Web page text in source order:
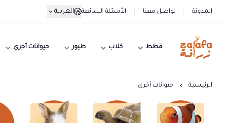
المدونة تواصل معنا الأسئلة الشائعة العربية
زرافة
قطط كلاب طيور حيوانات أخرى
الرئيسية حيوانات أخرى